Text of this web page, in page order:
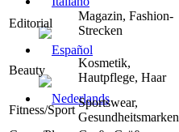
Editorial
Magazin, Fashion-
Strecken
Beauty
Kosmetik,
Hautpflege, Haar
Fitness/Sport
Sportswear,
Gesundheitsmarken